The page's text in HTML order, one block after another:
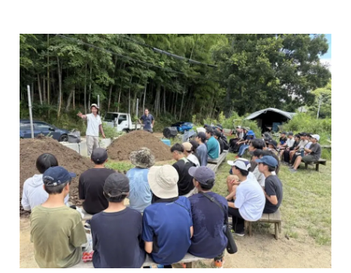
環境問題について真剣に考えている様子